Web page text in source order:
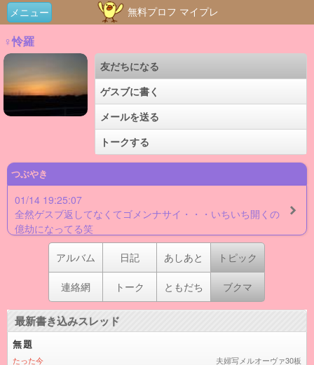
メニュー 無料プロフ マイプレ
♀怜羅
友だちになる
ゲスブに書く
メールを送る
トークする
つぶやき
01/14 19:25:07
全然ゲスブ返してなくてゴメンナサイ・・・いちいち開くの
億劫になってる笑
アルバム 日記 あしあと トピック
連絡網 トーク ともだち ブクマ